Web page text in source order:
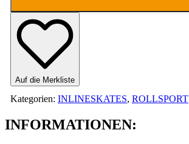
Auf die Merkliste
Kategorien: INLINESKATES, ROLLSPORT
INFORMATIONEN: